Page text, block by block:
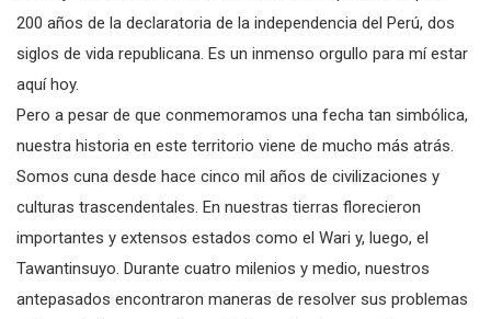
200 años de la declaratoria de la independencia del Perú, dos
siglos de vida republicana. Es un inmenso orgullo para mí estar
aquí hoy.
Pero a pesar de que conmemoramos una fecha tan simbólica,
nuestra historia en este territorio viene de mucho más atrás.
Somos cuna desde hace cinco mil años de civilizaciones y
culturas trascendentales. En nuestras tierras florecieron
importantes y extensos estados como el Wari y, luego, el
Tawantinsuyo. Durante cuatro milenios y medio, nuestros
antepasados encontraron maneras de resolver sus problemas